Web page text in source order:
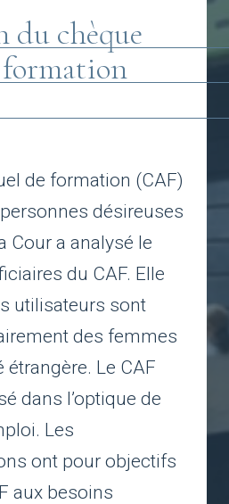
du chèque
de formation (CAF)
désireuses
Cour a analysé le
du CAF. Elle
utilisateurs sont
des femmes
étrangère. Le CAF
dans l’optique de
Les
ont pour objectifs
aux besoins